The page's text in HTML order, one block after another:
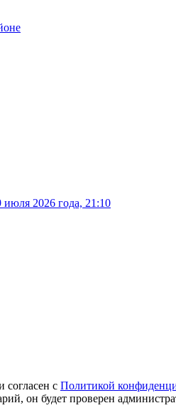
2026 года, 21:10
с Политикой
он будет проверен